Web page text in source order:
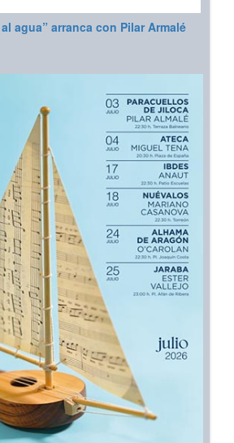
agua” arranca con Pilar Armalé